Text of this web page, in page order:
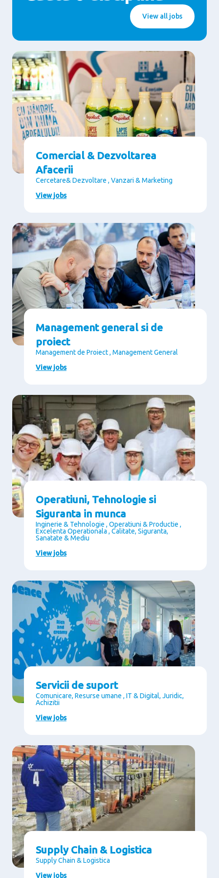
View all jobs
Comercial & Dezvoltarea
Afacerii
Cercetare& Dezvoltare , Vanzari & Marketing
View jobs
Management general si de
proiect
Management de Proiect , Management General
View jobs
Operatiuni, Tehnologie si
Siguranta in munca
Inginerie & Tehnologie , Operatiuni & Productie ,
Excelenta Operationala , Calitate, Siguranta,
Sanatate & Mediu
View jobs
Servicii de suport
Comunicare, Resurse umane , IT & Digital, Juridic,
Achizitii
View jobs
Supply Chain & Logistica
Supply Chain & Logistica
View jobs